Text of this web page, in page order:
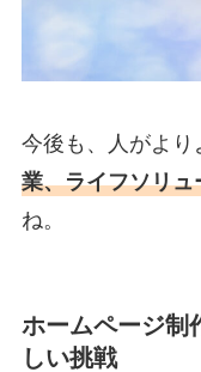
今後も、人がより
業、ライフソリ
ね。
ホームページ制
しい挑戦